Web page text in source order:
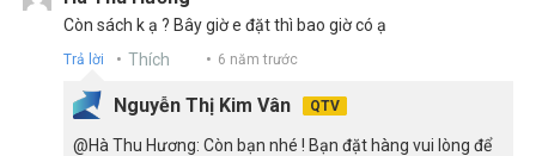
Còn sách k ạ ? Bây giờ e đặt thì bao giờ có ạ
Trả lời Thích 6 năm trước
Nguyễn Thị Kim Vân QTV
@Hà Thu Hương: Còn bạn nhé ! Bạn đặt hàng vui lòng để